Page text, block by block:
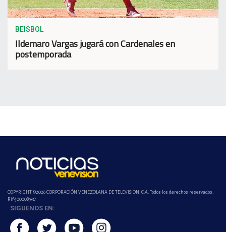
BEISBOL
Ildemaro Vargas jugará con Cardenales en
postemporada
COPYRIGHT ©2026 CORPORACIÓN VENEZOLANA DE TELEVISION, C.A. Todos los derechos reservados.
Rif-j000089337
SIGUENOS EN: